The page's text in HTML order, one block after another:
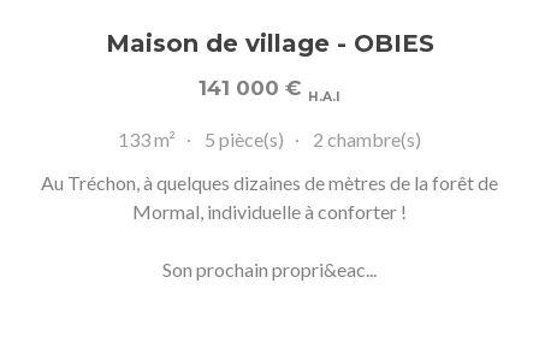
Maison de village - OBIES
141 000 € H.A.I
133 m² 5 pièce(s)
2 chambre(s)
Au Tréchon, à quelques dizaines de mètres de la forêt de
Mormal, individuelle à conforter !
Son prochain propri&eac...